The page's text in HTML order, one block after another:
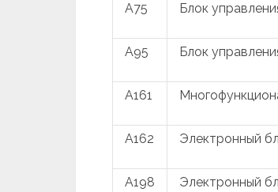
A75 Блок
A95 Блок
A161
A162 Электронный
A198 Электронный